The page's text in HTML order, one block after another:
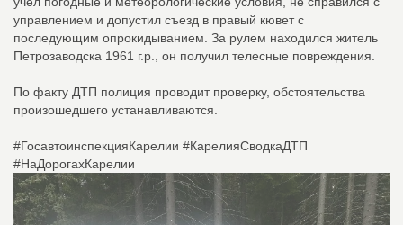
управлением и допустил съезд в правый кювет с
последующим опрокидыванием. За рулем находился житель
Петрозаводска 1961 г.р., он получил телесные повреждения.
По факту ДТП полиция проводит проверку, обстоятельства
произошедшего устанавливаются.
#ГосавтоинспекцияКарелии #КарелияСводкаДТП
#НаДорогахКарелии